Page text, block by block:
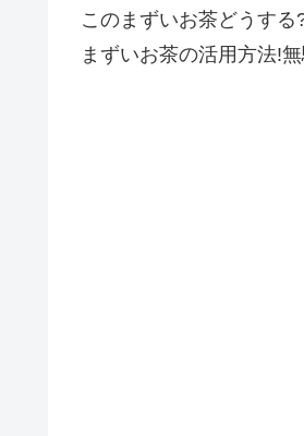
このまずいお茶どうする
まずいお茶の活用方法!